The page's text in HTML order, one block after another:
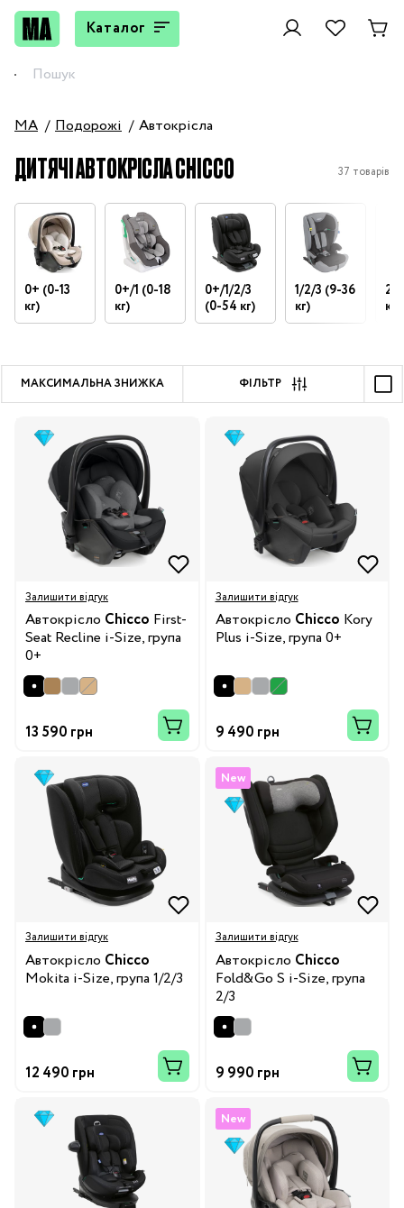
Каталог
MA Подорожі Автокрісла
ДИТЯЧІ АВТОКРІСЛА CHICCO 37 товарів
0+ (0-13
кг)
0+/1 (0-18
кг)
0+/1/2/3
(0-54 кг)
1/2/3 (9-36
кг)
2-
кг)
МАКСИМАЛЬНА ЗНИЖКА ФІЛЬТР
Залишити відгук
Автокрісло Chicco First-
Seat Recline i-Size, група
0+
13 590 грн
Залишити відгук
Автокрісло Chicco Kory
Plus i-Size, група 0+
9 490 грн
Залишити відгук
Автокрісло Chicco
Mokita i-Size, група 1/2/3
12 490 грн
New
Залишити відгук
Автокрісло Chicco
Fold&Go S i-Size, група
2/3
9 990 грн
New